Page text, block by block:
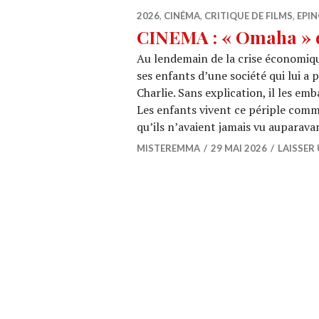
2026, CINÉMA, CRITIQUE DE FILMS,
CINEMA : « Omaha »
Au lendemain de la crise
ses enfants d’une société qui lui
Charlie. Sans explication, il les
Les enfants vivent ce périple
qu’ils n’avaient jamais vu
MISTEREMMA 29 MAI 2026